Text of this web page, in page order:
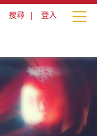
搜尋 | 登入